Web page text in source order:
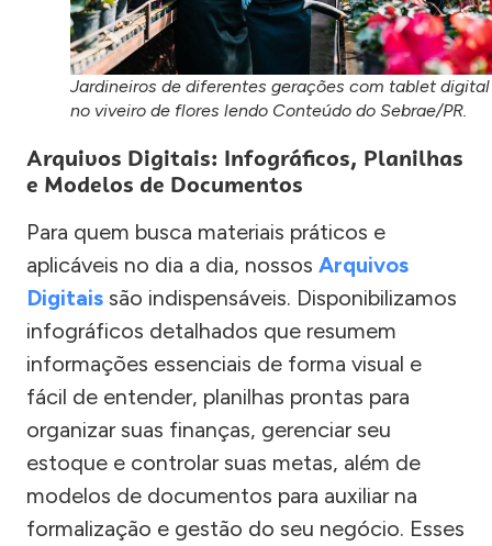
Jardineiros de diferentes gerações com tablet digital
no viveiro de flores lendo Conteúdo do Sebrae/PR.
Arquivos Digitais: Infográficos, Planilhas
e Modelos de Documentos
Para quem busca materiais práticos e
aplicáveis no dia a dia, nossos Arquivos
Digitais são indispensáveis. Disponibilizamos
infográficos detalhados que resumem
informações essenciais de forma visual e
fácil de entender, planilhas prontas para
organizar suas finanças, gerenciar seu
estoque e controlar suas metas, além de
modelos de documentos para auxiliar na
formalização e gestão do seu negócio. Esses